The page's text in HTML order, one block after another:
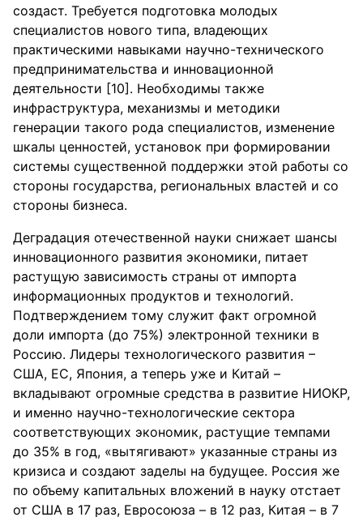
создаст. Требуется подготовка молодых
специалистов нового типа, владеющих
практическими навыками научно-технического
предпринимательства и инновационной
деятельности [10]. Необходимы также
инфраструктура, механизмы и методики
генерации такого рода специалистов, изменение
шкалы ценностей, установок при формировании
системы существенной поддержки этой работы со
стороны государства, региональных властей и со
стороны бизнеса.
Деградация отечественной науки снижает шансы
инновационного развития экономики, питает
растущую зависимость страны от импорта
информационных продуктов и технологий.
Подтверждением тому служит факт огромной
доли импорта (до 75%) электронной техники в
Россию. Лидеры технологического развития –
США, ЕС, Япония, а теперь уже и Китай –
вкладывают огромные средства в развитие НИОКР,
и именно научно-технологические сектора
соответствующих экономик, растущие темпами
до 35% в год, «вытягивают» указанные страны из
кризиса и создают заделы на будущее. Россия же
по объему капитальных вложений в науку отстает
от США в 17 раз, Евросоюза – в 12 раз, Китая – в 7